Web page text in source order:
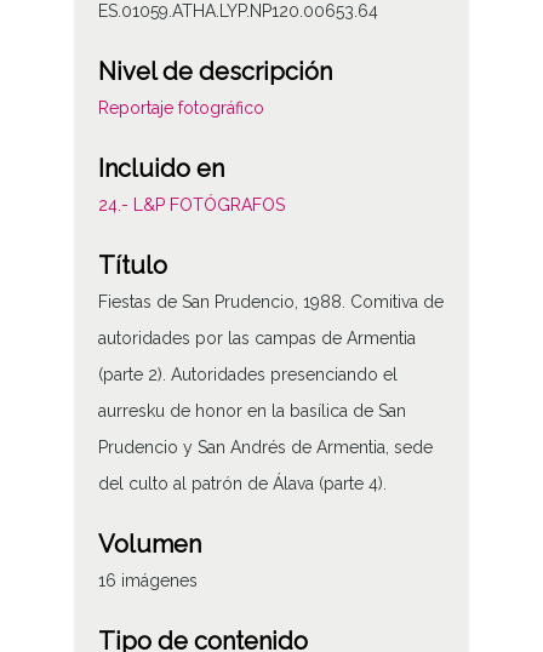
ES.01059.ATHA.LYP.NP120.00653.64
Nivel de descripción
Reportaje fotográfico
Incluido en
24.- L&P FOTÓGRAFOS
Título
Fiestas de San Prudencio, 1988. Comitiva de
autoridades por las campas de Armentia
(parte 2). Autoridades presenciando el
aurresku de honor en la basílica de San
Prudencio y San Andrés de Armentia, sede
del culto al patrón de Álava (parte 4).
Volumen
16 imágenes
Tipo de contenido